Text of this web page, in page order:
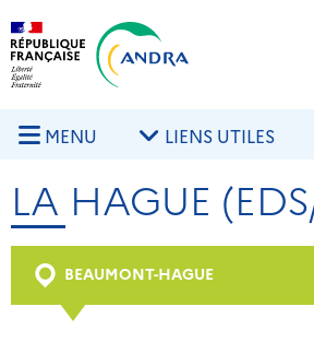
Aller au contenu principal
MENU LIENS UTILES
LA HAGUE
BEAUMONT-HAGUE